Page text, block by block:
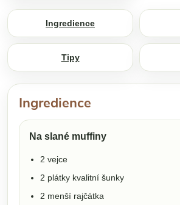
Ingredience
Tipy
Ingredience
Na slané muffiny
2 vejce
2 plátky kvalitní šunky
2 menší rajčátka